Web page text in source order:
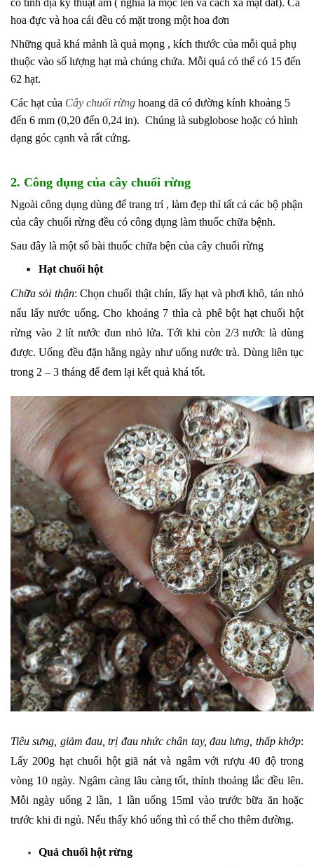
có tính địa kỹ thuật âm ( nghĩa là mọc lên và cách xa mặt đất). Cả
hoa đực và hoa cái đều có mặt trong một hoa đơn
Những quả khá mảnh là quả mọng , kích thước của mỗi quả phụ
thuộc vào số lượng hạt mà chúng chứa. Mỗi quả có thể có 15 đến
62 hạt.
Các hạt của Cây chuối rừng hoang dã có đường kính khoảng 5
đến 6 mm (0,20 đến 0,24 in). Chúng là subglobose hoặc có hình
dạng góc cạnh và rất cứng.
2. Công dụng của cây chuối rừng
Ngoài công dụng dùng để trang trí , làm đẹp thì tất cả các bộ phận
của cây chuối rừng đều có công dụng làm thuốc chữa bệnh.
Sau đây là một số bài thuốc chữa bện của cây chuối rừng
Hạt chuối hột
Chữa sỏi thận: Chọn chuối thật chín, lấy hạt và phơi khô, tán nhỏ
nấu lấy nước uống. Cho khoảng 7 thìa cà phê bột hạt chuối hột
rừng vào 2 lít nước đun nhỏ lửa. Tới khi còn 2/3 nước là dùng
được. Uống đều đặn hằng ngày như uống nước trà. Dùng liên tục
trong 2 – 3 tháng để đem lại kết quả khá tốt.
Tiêu sưng, giảm đau, trị đau nhức chân tay, đau lưng, thấp khớp:
Lấy 200g hạt chuối hột giã nát và ngâm với rượu 40 độ trong
vòng 10 ngày. Ngâm càng lâu càng tốt, thỉnh thoảng lắc đều lên.
Mỗi ngày uống 2 lần, 1 lần uống 15ml vào trước bữa ăn hoặc
trước khi đi ngủ. Nếu thấy khó uống thì có thể cho thêm đường.
Quả chuối hột rừng